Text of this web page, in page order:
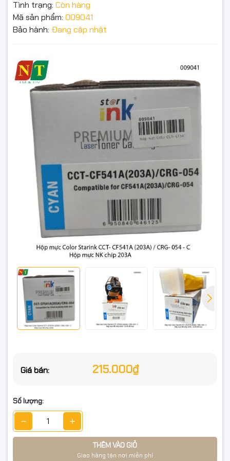
Tình trạng: Còn hàng
Mã sản phẩm: 009041
Bảo hành: Đang cập nhật
Giá bán: 215.000₫
Số lượng:
THÊM VÀO GIỎ
Giao hàng tận nơi miễn phí
Hàng mới 100% – Starink chính hiệu – Xuất VAT đầy đủ –
Đóng gói chống sốc.
ĐIỂM NỔI BẬT
Màu Cyan chuẩn, trong, đều – hạn chế lem nhòe
Chíp 203A tích hợp, không cần reset
Có lỗ đổ mực → dễ tái nạp (2–3 lần tùy quy trình)
Hoạt động ổn định, bảo vệ tuổi thọ máy in
Starink chính hiệu – Full VAT – đóng gói chắc chắn
TƯƠNG THÍCH MÁY IN
HP Color LaserJet Pro / MFP
M254 / M254dw / M254nw
M280 / M280nw
M281cdw / M281fdn / M281fdw / M284fdw
Canon imageCLASS / i-SENSYS
LBP622Cdw / LBP621Cw / LBP623Cw
📌 Sản phẩm chỉ bao gồm màu Cyan (Xanh). Không bao gồm
các màu C/M/Y/K khác.
Đặt trước sản phẩm để nhận thêm nhiều ưu đãi bạn
GỬI THÔNG TIN